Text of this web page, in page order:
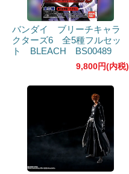
バンダイ ブリーチキャラ
クターズ6 全5種フルセッ
ト BLEACH BS00489
9,800円(内税)